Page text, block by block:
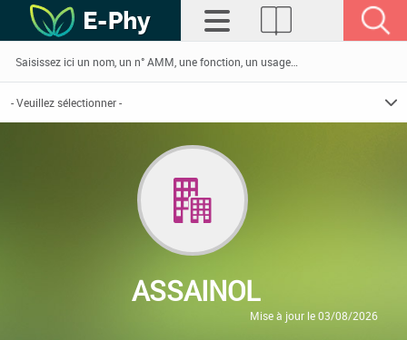
ASSAINOL
Mise à jour le 03/08/2026